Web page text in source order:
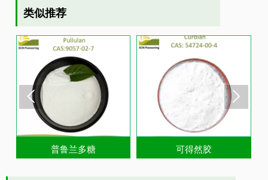
类似推荐
普鲁兰多糖 可得然胶
 